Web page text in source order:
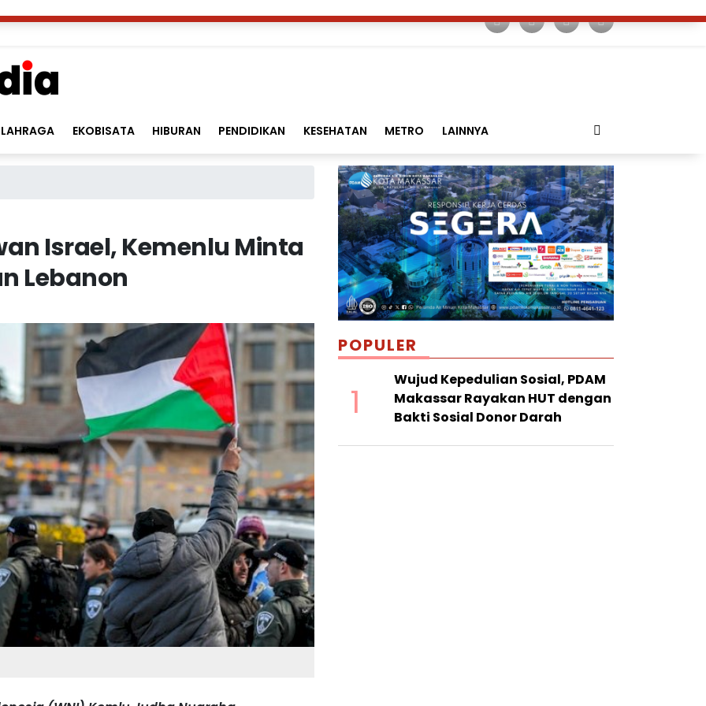
EKOBISATA HIBURAN PENDIDIKAN KESEHATAN METRO LAINNYA
Israel, Kemenlu Minta
Lebanon
POPULER
1
Wujud Kepedulian Sosial, PDAM
Makassar Rayakan HUT dengan
Bakti Sosial Donor Darah